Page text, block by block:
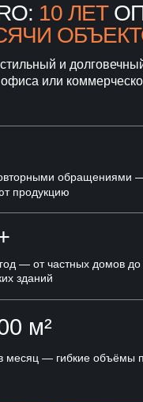
10 ЛЕТ
и
или
обращениями
продукцию
— от частных домов
зданий
м²
месяц — гибкие объёмы